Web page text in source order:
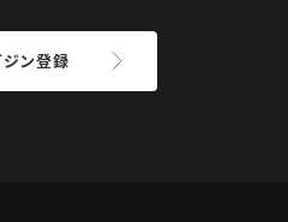
ン登録